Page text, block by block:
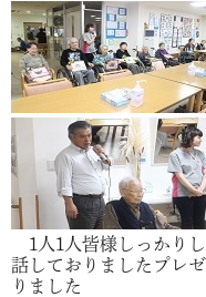
1人1人皆様しっかり
話しておりましたプレ
りました